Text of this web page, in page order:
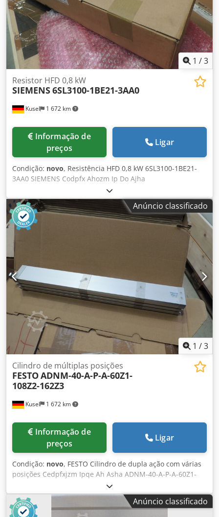
1 /3
Kusel 1 672 km
Resistor HFD 0,8 kW
SIEMENS6SL3100-1BE21-3AA0
preços
Ligar
Condição: novo, Resistência HFD 0,8 kW 6SL3100-1BE21-
3AA0 SIEMENS Codpfx Ahozm Ip Do Ajha
Anúncio classificado
1 /3
Kusel 1 672 km
Cilindro de múltiplas posições
FESTOADNM-40-A-P-A-60Z1-
108Z2-162Z3
preços
Ligar
Condição: novo, FESTO Cilindro de dupla ação com várias
posições Cedpfxjzm Ipqe Ah Asha ADNM-40-A-P-A-60Z1-
Anúncio classificado